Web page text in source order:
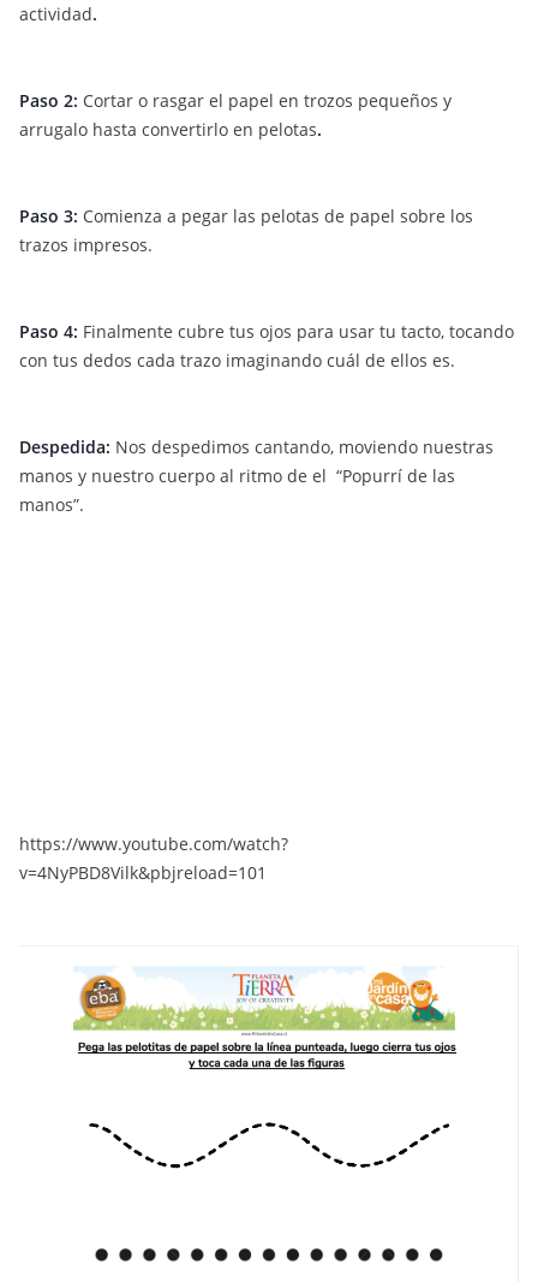
actividad.
Paso 2: Cortar o rasgar el papel en trozos pequeños y
arrugalo hasta convertirlo en pelotas.
Paso 3: Comienza a pegar las pelotas de papel sobre los
trazos impresos.
Paso 4: Finalmente cubre tus ojos para usar tu tacto, tocando
con tus dedos cada trazo imaginando cuál de ellos es.
Despedida: Nos despedimos cantando, moviendo nuestras
manos y nuestro cuerpo al ritmo de el “Popurrí de las
manos”.
https://www.youtube.com/watch?
v=4NyPBD8Vilk&pbjreload=101